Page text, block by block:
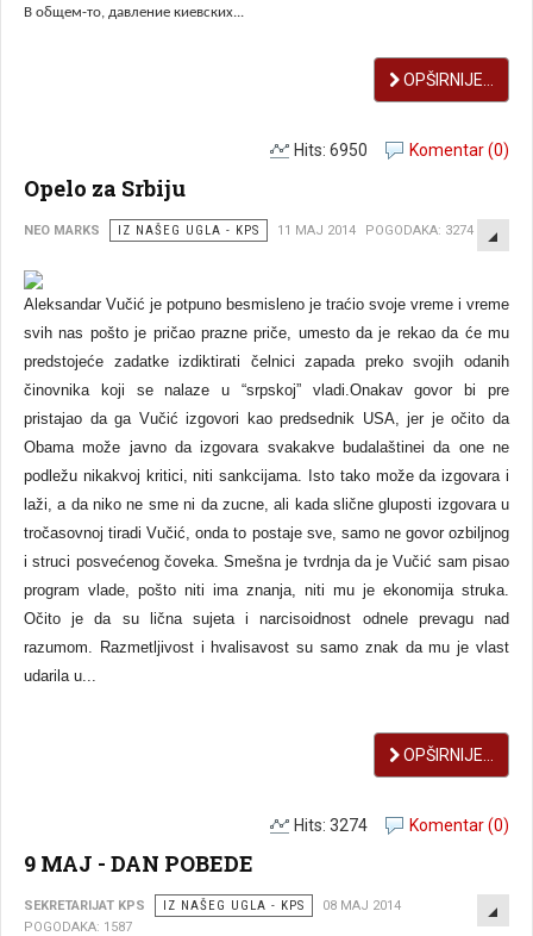
В общем-то, давление киевских...
OPŠIRNIJE...
Komentar (0)
Hits: 6950
Opelo za Srbiju
NEO MARKS IZ NAŠEG UGLA - KPS 11 MAJ 2014 POGODAKA: 3274
Aleksandar Vučić je potpuno besmisleno je traćio svoje vreme i vreme
svih nas pošto je pričao prazne priče, umesto da je rekao da će mu
predstojeće zadatke izdiktirati čelnici zapada preko svojih odanih
činovnika koji se nalaze u “srpskoj” vladi.Onakav govor bi pre
pristajao da ga Vučić izgovori kao predsednik USA, jer je očito da
Obama može javno da izgovara svakakve budalaštinei da one ne
podležu nikakvoj kritici, niti sankcijama. Isto tako može da izgovara i
laži, a da niko ne sme ni da zucne, ali kada slične gluposti izgovara u
tročasovnoj tiradi Vučić, onda to postaje sve, samo ne govor ozbiljnog
i struci posvećenog čoveka. Smešna je tvrdnja da je Vučić sam pisao
program vlade, pošto niti ima znanja, niti mu je ekonomija struka.
Očito je da su lična sujeta i narcisoidnost odnele prevagu nad
razumom. Razmetljivost i hvalisavost su samo znak da mu je vlast
udarila u...
OPŠIRNIJE...
Komentar (0)
Hits: 3274
9 MAJ - DAN POBEDE
SEKRETARIJAT KPS IZ NAŠEG UGLA - KPS
08 MAJ 2014
POGODAKA: 1587